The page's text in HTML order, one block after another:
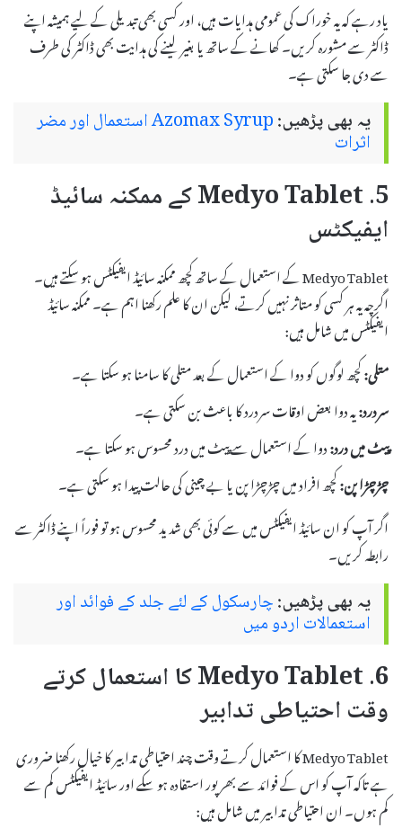
یاد رہے کہ یہ خوراک کی عمومی ہدایات ہیں، اور کسی بھی تبدیلی کے لیے ہمیشہ اپنے
ڈاکٹر سے مشورہ کریں۔ کھانے کے ساتھ یا بغیر لینے کی ہدایت بھی ڈاکٹر کی طرف
سے دی جا سکتی ہے۔
یہ بھی پڑھیں: Azomax Syrup استعمال اور مضر
اثرات
5. Medyo Tablet کے ممکنہ سائیڈ
ایفیکٹس
Medyo Tablet کے استعمال کے ساتھ کچھ ممکنہ سائیڈ ایفیکٹس ہو سکتے ہیں۔
اگرچہ یہ ہر کسی کو متاثر نہیں کرتے، لیکن ان کا علم رکھنا اہم ہے۔ ممکنہ سائیڈ
ایفیکٹس میں شامل ہیں:
متلی:کچھ لوگوں کو دوا کے استعمال کے بعد متلی کا سامنا ہو سکتا ہے۔
سردرد:یہ دوا بعض اوقات سردرد کا باعث بن سکتی ہے۔
پیٹ میں درد:دوا کے استعمال سے پیٹ میں درد محسوس ہو سکتا ہے۔
چڑچڑا پن:کچھ افراد میں چڑچڑا پن یا بے چینی کی حالت پیدا ہو سکتی ہے۔
اگر آپ کو ان سائیڈ ایفیکٹس میں سے کوئی بھی شدید محسوس ہو تو فوراً اپنے ڈاکٹر سے
رابطہ کریں۔
یہ بھی پڑھیں:چارسکول کے لئے جلد کے فوائد اور
استعمالات اردو میں
6. Medyo Tablet کا استعمال کرتے
وقت احتیاطی تدابیر
Medyo Tablet کا استعمال کرتے وقت چند احتیاطی تدابیر کا خیال رکھنا ضروری
ہے تاکہ آپ کو اس کے فوائد سے بھرپور استفادہ ہو سکے اور سائیڈ ایفیکٹس کم سے
کم ہوں۔ ان احتیاطی تدابیر میں شامل ہیں: